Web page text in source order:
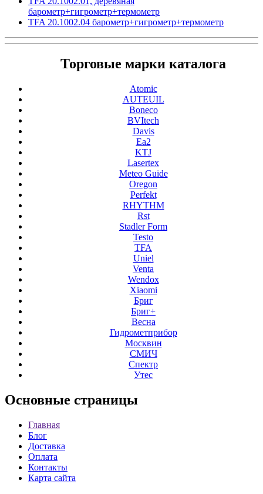
барометр+гигрометр+термометр
TFA 20.1002.04 барометр+гигрометр+термометр
Торговые марки каталога
Atomic
AUTEUIL
Boneco
BVItech
Davis
Ea2
KTJ
Lasertex
Meteo Guide
Oregon
Perfekt
RHYTHM
Rst
Stadler Form
Testo
TFA
Uniel
Venta
Wendox
Xiaomi
Бриг
Бриг+
Весна
Гидрометприбор
Москвин
СМИЧ
Спектр
Утес
Основные страницы
Главная
Блог
Доставка
Оплата
Контакты
Карта сайта